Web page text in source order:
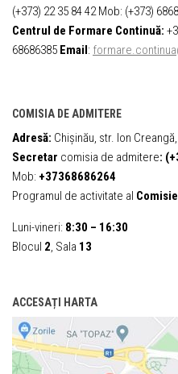
(+373) 22 35 84 42 Mob: (+373)
Centrul de Formare Continuă:
68686385 Email:
COMISIA DE ADMITERE
Adresă: Chișinău, str. Ion
Secretar comisia de admitere:
Mob: +37368686264
Programul de activitate al
Luni-vineri: 8:30 – 16:30
Blocul 2 , Sala 13
ACCESAȚI HARTA